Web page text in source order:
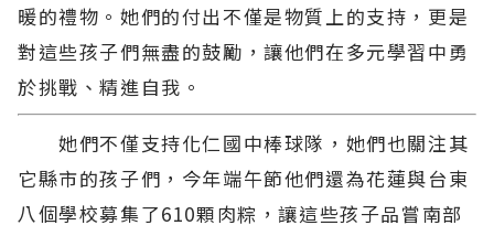
暖的禮物。她們的付出不僅是物質上的支持，更是
對這些孩子們無盡的鼓勵，讓他們在多元學習中勇
於挑戰、精進自我。
她們不僅支持化仁國中棒球隊，她們也關注其
它縣市的孩子們，今年端午節他們還為花蓮與台東
八個學校募集了610顆肉粽，讓這些孩子品嘗南部